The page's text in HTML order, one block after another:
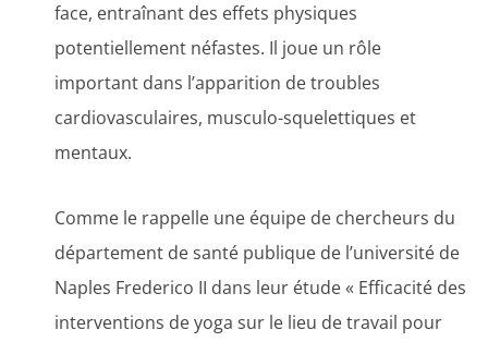
face, entraînant des effets physiques
potentiellement néfastes. Il joue un rôle
important dans l’apparition de troubles
cardiovasculaires, musculo-squelettiques et
mentaux.
Comme le rappelle une équipe de chercheurs du
département de santé publique de l’université de
Naples Frederico II dans leur étude « Efficacité des
interventions de yoga sur le lieu de travail pour